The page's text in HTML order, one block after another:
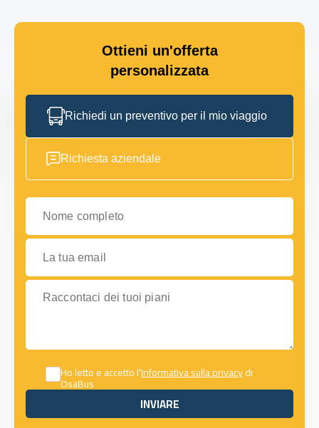
Ottieni un'offerta
personalizzata
Richiedi un preventivo per il mio viaggio
Richiesta aziendale
Nome completo
La tua email
Raccontaci dei tuoi piani
Ho letto e accetto l’Informativa sulla privacydi
OsaBus
INVIARE
INVIARE